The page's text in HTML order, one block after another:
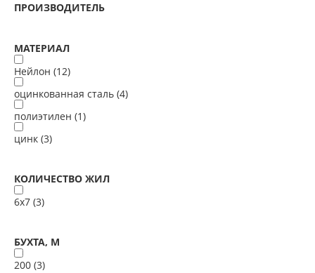
ПРОИЗВОДИТЕЛЬ
МАТЕРИАЛ
Нейлон (12)
оцинкованная сталь (4)
полиэтилен (1)
цинк (3)
КОЛИЧЕСТВО ЖИЛ
6х7 (3)
БУХТА, М
200 (3)